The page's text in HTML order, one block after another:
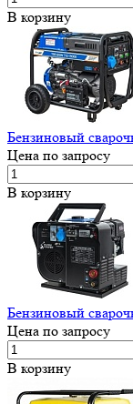
В корзину
Бензиновый
Цена по запросу
В корзину
Бензиновый
Цена по запросу
В корзину